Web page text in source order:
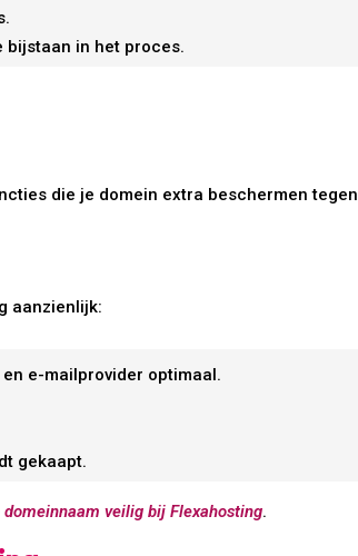
bijstaan in het proces.
die je domein extra beschermen tegen
aanzienlijk:
e-mailprovider optimaal.
gekaapt.
veilig bij Flexahosting.